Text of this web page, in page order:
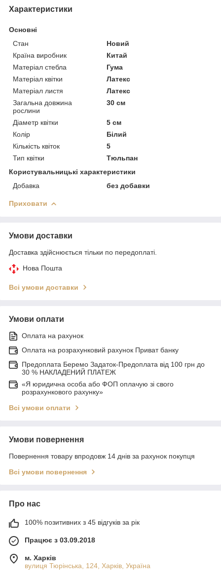
Характеристики
Основні
Стан
Новий
Країна виробник
Китай
Матеріал стебла
Гума
Матеріал квітки
Латекс
Матеріал листя
Латекс
Загальна довжина
рослини
30 см
Діаметр квітки
5 см
Колір
Білий
Кількість квіток
5
Тип квітки
Тюльпан
Користувальницькі характеристики
Добавка
без добавки
Приховати
Умови доставки
Доставка здійснюється тільки по передоплаті.
Нова Пошта
Всі умови доставки
Умови оплати
Оплата на рахунок
Оплата на розрахунковий рахунок Приват банку
Предоплата Беремо Задаток-Предоплата від 100 грн до
30 % НАКЛАДЕНИЙ ПЛАТЕЖ
«Я юридична особа або ФОП оплачую зі свого
розрахункового рахунку»
Всі умови оплати
Умови повернення
Повернення товару впродовж 14 днів за рахунок покупця
Всі умови повернення
Про нас
100% позитивних з 45 відгуків за рік
Працює з 03.09.2018
м. Харків
вулиця Тюрінська, 124, Харків, Україна